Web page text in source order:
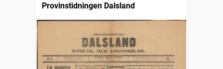
Provinstidningen Dalsland